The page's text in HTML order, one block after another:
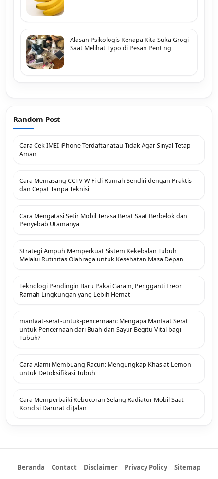
Alasan Psikologis Kenapa Kita Suka Grogi
Saat Melihat Typo di Pesan Penting
Random Post
Cara Cek IMEI iPhone Terdaftar atau Tidak Agar Sinyal Tetap
Aman
Cara Memasang CCTV WiFi di Rumah Sendiri dengan Praktis
dan Cepat Tanpa Teknisi
Cara Mengatasi Setir Mobil Terasa Berat Saat Berbelok dan
Penyebab Utamanya
Strategi Ampuh Memperkuat Sistem Kekebalan Tubuh
Melalui Rutinitas Olahraga untuk Kesehatan Masa Depan
Teknologi Pendingin Baru Pakai Garam, Pengganti Freon
Ramah Lingkungan yang Lebih Hemat
manfaat-serat-untuk-pencernaan: Mengapa Manfaat Serat
untuk Pencernaan dari Buah dan Sayur Begitu Vital bagi
Tubuh?
Cara Alami Membuang Racun: Mengungkap Khasiat Lemon
untuk Detoksifikasi Tubuh
Cara Memperbaiki Kebocoran Selang Radiator Mobil Saat
Kondisi Darurat di Jalan
Beranda Contact Disclaimer Privacy Policy Sitemap